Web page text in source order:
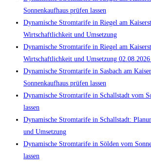
Sonnenkaufhaus prüfen lassen
Dynamische Stromtarife in Riegel am
Wirtschaftlichkeit und Umsetzung
Dynamische Stromtarife in Riegel am
Wirtschaftlichkeit und Umsetzung
Dynamische Stromtarife in Sasbach am
Sonnenkaufhaus prüfen lassen
Dynamische Stromtarife in Schallstadt vom
lassen
Dynamische Stromtarife in Schallstadt:
und Umsetzung
Dynamische Stromtarife in Sölden vom
lassen